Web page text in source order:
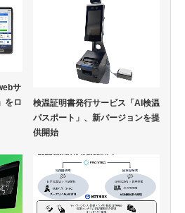
サ
をロ
検温証明書発行サービス「AI検温
パスポート」、新バージョンを提
供開始